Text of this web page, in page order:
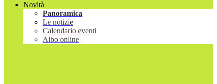
Novità
Panoramica
Le notizie
Calendario eventi
Albo online